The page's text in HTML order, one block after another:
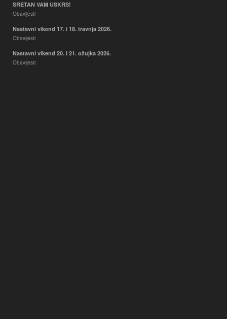
SRETAN VAM USKRS!
Obavijesti
Nastavni vikend 17. i 18. travnja 2026.
Obavijesti
Nastavni vikend 20. i 21. ožujka 2026.
Obavijesti